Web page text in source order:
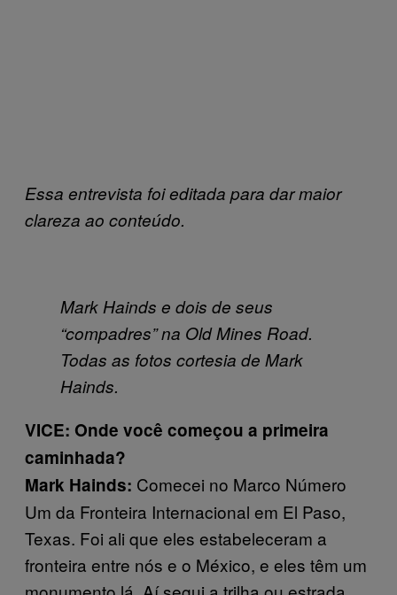
Essa entrevista foi editada para dar maior
clareza ao conteúdo.
Mark Hainds e dois de seus
“compadres” na Old Mines Road.
Todas as fotos cortesia de Mark
Hainds.
VICE: Onde você começou a primeira
caminhada?
Mark Hainds: Comecei no Marco Número
Um da Fronteira Internacional em El Paso,
Texas. Foi ali que eles estabeleceram a
fronteira entre nós e o México, e eles têm um